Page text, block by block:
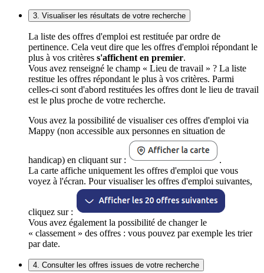
3. Visualiser les résultats de votre recherche
La liste des offres d'emploi est restituée par ordre de
pertinence. Cela veut dire que les offres d'emploi répondant le
plus à vos critères s'affichent en premier.
Vous avez renseigné le champ « Lieu de travail » ? La liste
restitue les offres répondant le plus à vos critères. Parmi
celles-ci sont d'abord restituées les offres dont le lieu de travail
est le plus proche de votre recherche.
Vous avez la possibilité de visualiser ces offres d'emploi via
Mappy (non accessible aux personnes en situation de
handicap) en cliquant sur :
.
La carte affiche uniquement les offres d'emploi que vous
voyez à l'écran. Pour visualiser les offres d'emploi suivantes,
cliquez sur :
Vous avez également la possibilité de changer le
« classement » des offres : vous pouvez par exemple les trier
par date.
4. Consulter les offres issues de votre recherche